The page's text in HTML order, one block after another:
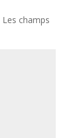
Les champs